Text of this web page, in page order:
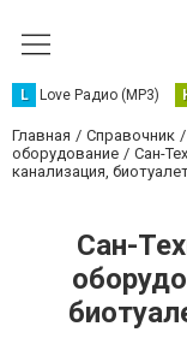
L Love Радио (MP3)
Главная Справочник
оборудование
Сан-
канализация,
Сан-